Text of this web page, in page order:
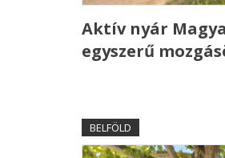
Aktív nyár
egyszerű
BELFÖLD